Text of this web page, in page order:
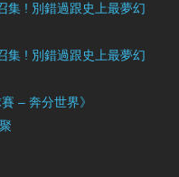
集 ! 別錯過跟史上最夢幻
集 ! 別錯過跟史上最夢幻
– 奔分世界》